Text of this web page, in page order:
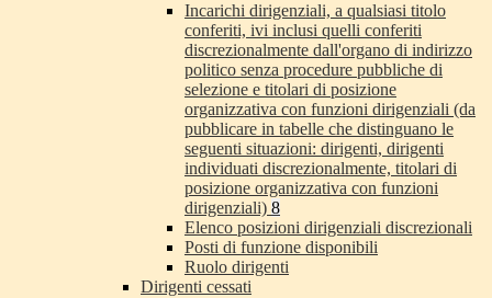
Incarichi dirigenziali, a qualsiasi titolo
conferiti, ivi inclusi quelli conferiti
discrezionalmente dall'organo di indirizzo
politico senza procedure pubbliche di
selezione e titolari di posizione
organizzativa con funzioni dirigenziali (da
pubblicare in tabelle che distinguano le
seguenti situazioni: dirigenti, dirigenti
individuati discrezionalmente, titolari di
posizione organizzativa con funzioni
dirigenziali) 8
Elenco posizioni dirigenziali discrezionali
Posti di funzione disponibili
Ruolo dirigenti
Dirigenti cessati